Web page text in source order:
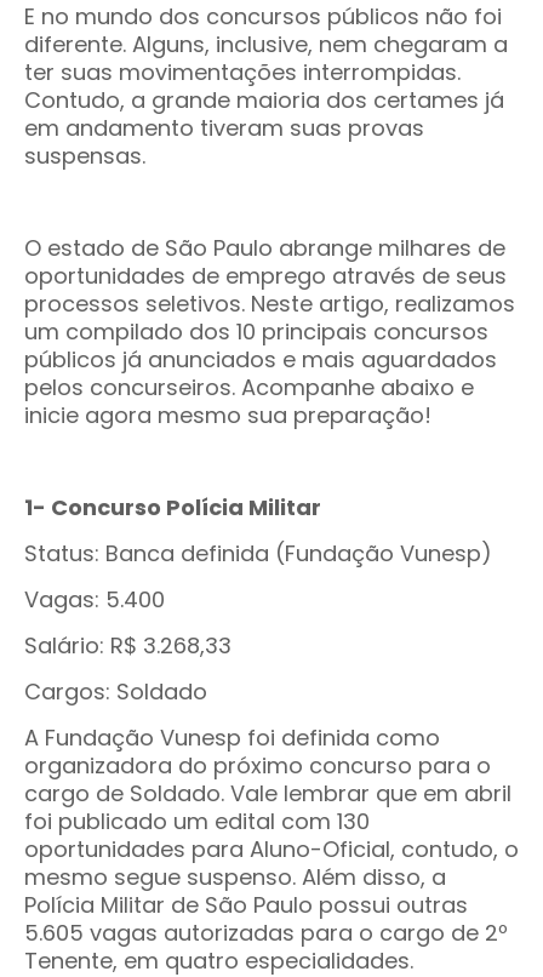
E no mundo dos concursos públicos não foi
diferente. Alguns, inclusive, nem chegaram a
ter suas movimentações interrompidas.
Contudo, a grande maioria dos certames já
em andamento tiveram suas provas
suspensas.
O estado de São Paulo abrange milhares de
oportunidades de emprego através de seus
processos seletivos. Neste artigo, realizamos
um compilado dos 10 principais concursos
públicos já anunciados e mais aguardados
pelos concurseiros. Acompanhe abaixo e
inicie agora mesmo sua preparação!
1- Concurso Polícia Militar
Status: Banca definida (Fundação Vunesp)
Vagas: 5.400
Salário: R$ 3.268,33
Cargos: Soldado
A Fundação Vunesp foi definida como
organizadora do próximo concurso para o
cargo de Soldado. Vale lembrar que em abril
foi publicado um edital com 130
oportunidades para Aluno-Oficial, contudo, o
mesmo segue suspenso. Além disso, a
Polícia Militar de São Paulo possui outras
5.605 vagas autorizadas para o cargo de 2º
Tenente, em quatro especialidades.